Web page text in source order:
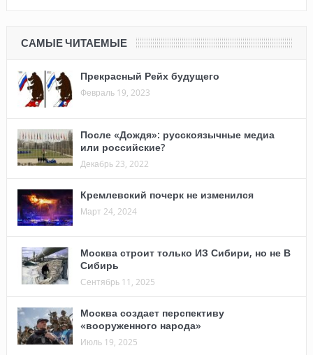
САМЫЕ ЧИТАЕМЫЕ
Прекрасный Рейх будущего
Февраль 19, 2023
После «Дождя»: русскоязычные медиа
или российские?
Декабрь 23, 2022
Кремлевский почерк не изменился
Март 24, 2024
Москва строит только ИЗ Сибири, но не В
Сибирь
Сентябрь 11, 2025
Москва создает перспективу
«вооруженного народа»
Июль 19, 2025